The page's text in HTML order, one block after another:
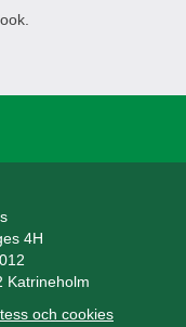
4H
Katrineholm
och cookies